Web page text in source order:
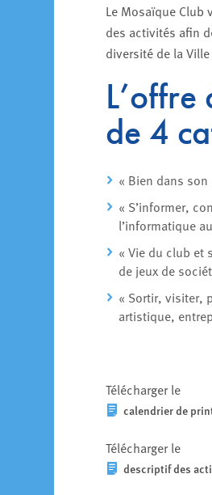
Le Mosaïque Club
des activités afin
diversité de la
L’offre
de 4
« Bien dans
« S’informer,
l’informatique
« Vie du club et
de jeux de
« Sortir, visiter,
artistique,
Télécharger le
calendrier de
Télécharger le
descriptif des